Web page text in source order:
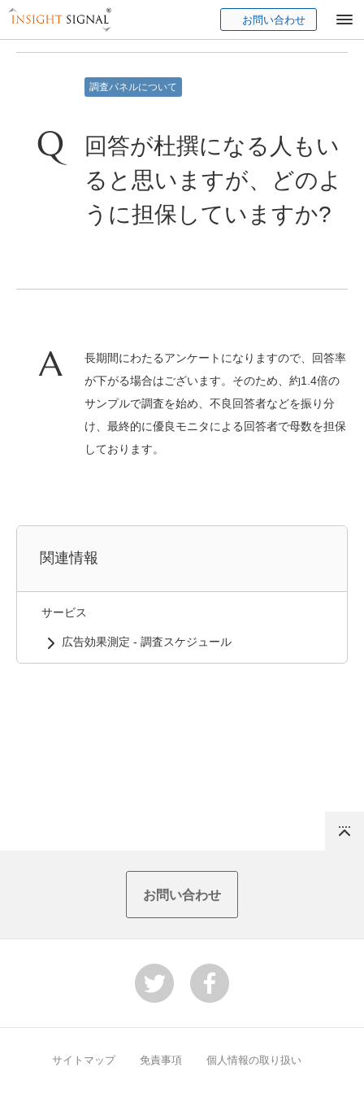
Insight Signal
お問い合わせ
調査パネルについて
回答が杜撰になる人もい
ると思いますが、どのよ
うに担保していますか?
長期間にわたるアンケートになりますので、回答率
が下がる場合はございます。そのため、約1.4倍の
サンプルで調査を始め、不良回答者などを振り分
け、最終的に優良モニタによる回答者で母数を担保
しております。
関連情報
サービス
広告効果測定 - 調査スケジュール
お問い合わせ
サイトマップ 免責事項 個人情報の取り扱い